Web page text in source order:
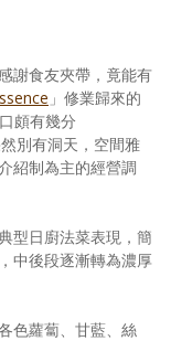
謝食友夾帶，竟能有
」修業歸來的
頗有幾分
別有洞天，空間雅
紹制為主的經營調
型日廚法菜表現，簡
中後段逐漸轉為濃厚
色蘿蔔、甘藍、絲